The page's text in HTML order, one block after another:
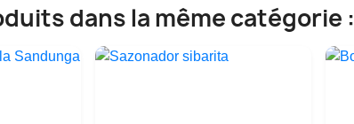
dans la même catégorie :